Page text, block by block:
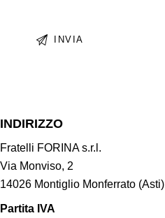
INDIRIZZO
Fratelli FORINA s.r.l.
Via Monviso, 2
14026 Montiglio Monferrato (Asti)
Partita IVA